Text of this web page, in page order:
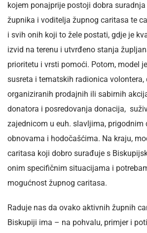
kojem ponajprije postoji dobra
župnika i voditelja župnog caritasa te
i svih onih koji to žele postati, gdje je
izvid na terenu i utvrđeno stanja
prioritetu i vrsti pomoći. Potom, model
susreta i tematskih radionica volontera,
organiziranih prodajnih ili sabirnih
donatora i posredovanja donacija,
zajednicom u euh. slavljima, prigodnim
obnovama i hodočašćima. Na kraju,
caritasa koji dobro surađuje s
onim specifičnim situacijama i
mogućnost župnog caritasa.
Raduje nas da ovako aktivnih župnih
Biskupiji ima – na pohvalu, primjer i